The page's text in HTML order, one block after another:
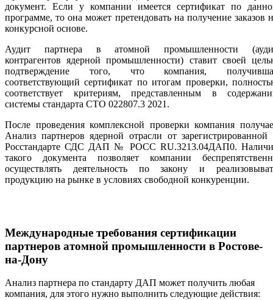
документ. Если у компании имеется сертификат по
программе, то она может претендовать на получение заказов
конкурсной основе.
Аудит партнера в атомной промышленности
контрагентов ядерной промышленности) ставит своей
подтверждение того, что компания,
соответствующий сертификат по итогам проверки,
соответствует критериям, представленным в
системы стандарта СТО 022807.3 2021.
После проведения комплексной проверки компания
Анализ партнеров ядерной отрасли от зарегистрированной
Росстандарте СДС ДАП № РОСС RU.3213.04ДАП0.
такого документа позволяет компании
осуществлять деятельность по закону и
продукцию на рынке в условиях свободной конкуренции.
Международные требования сертификации
партнеров атомной промышленности в Ростове-
на-Дону
Анализ партнера по стандарту ДАП может получить любая
компания, для этого нужно выполнить следующие действия: